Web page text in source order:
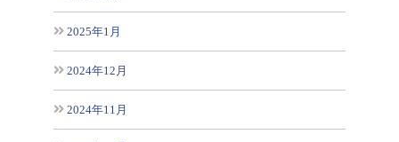
2025年1月
2024年12月
2024年11月